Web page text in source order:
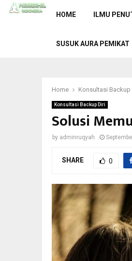
HOME ILMU
SUSUK AURA PEMIKAT
Home Konsultasi Backup
Konsultasi Backup Diri
Solusi
by adminruqyah
SHARE 0